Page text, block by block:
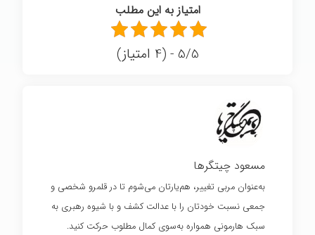
امتیاز به این مطلب
5/5 - (4 امتیاز)
مسعود چیتگرها
به‌عنوان مربی تغییر، هم‌یارتان می‌شوم تا در قلمرو شخصی و
جمعی نسبت خودتان را با عدالت کشف و با شیوه رهبری به
سبک هارمونی همواره به‌سوی کمال مطلوب حرکت کنید.